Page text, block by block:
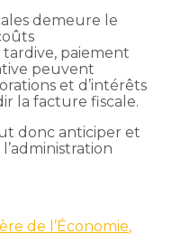
demeure le
paiement
peuvent
et d’intérêts
la facture fiscale.
donc anticiper et
de l’Économie,